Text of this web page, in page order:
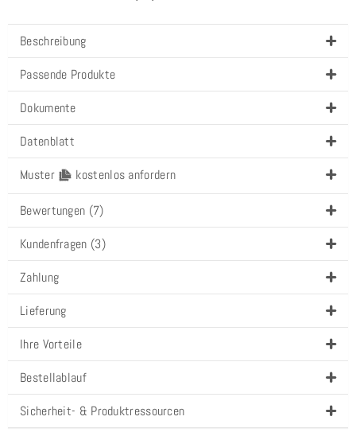
Beschreibung
Passende Produkte
Dokumente
Datenblatt
Muster kostenlos anfordern
Bewertungen (7)
Kundenfragen (3)
Zahlung
Lieferung
Ihre Vorteile
Bestellablauf
Sicherheit- & Produktressourcen